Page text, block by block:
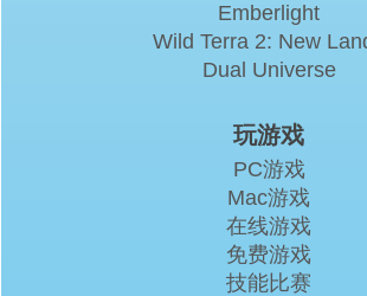
Emberlight
Wild Terra 2: New
Dual Universe
玩游戏
PC游戏
Mac游戏
在线游戏
免费游戏
技能比赛